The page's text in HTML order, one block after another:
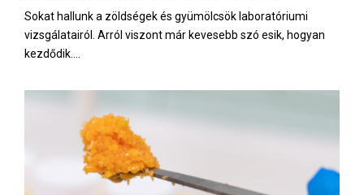
N
U
Sokat hallunk a zöldségek és gyümölcsök laboratóriumi
vizsgálatairól. Arról viszont már kevesebb szó esik, hogyan
kezdődik....